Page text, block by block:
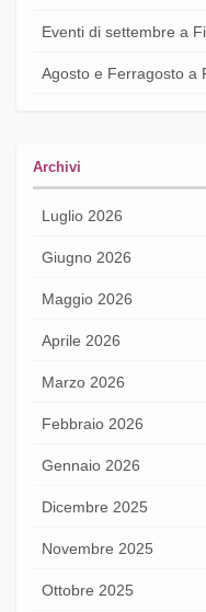
Eventi di settembre a
Agosto e Ferragosto a
Archivi
Luglio 2026
Giugno 2026
Maggio 2026
Aprile 2026
Marzo 2026
Febbraio 2026
Gennaio 2026
Dicembre 2025
Novembre 2025
Ottobre 2025